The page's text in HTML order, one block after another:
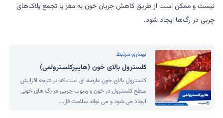
نیست و ممکن است از طریق کاهش جریان خون به مغز یا تجمع پلاک‌های
چربی در رگ‌ها ایجاد شود.
بیماری مرتبط
کلسترول بالای خون (هایپرکلسترولمی)
کلسترول بالای خون عارضه ای است که در نتیجه افزایش
سطح کلسترول در خون و رسوب چربی در رگ های خونی
ایجاد می شود و می تواند سلامت قل...